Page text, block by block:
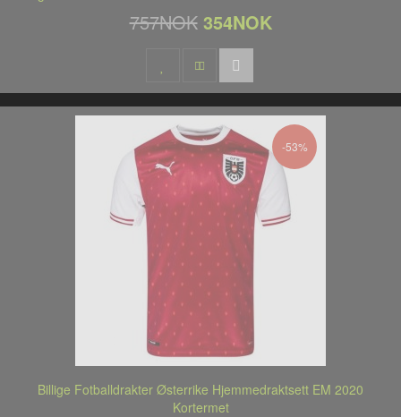
757NOK 354NOK
-53%
Billige Fotballdrakter Østerrike Hjemmedraktsett EM 2020
Kortermet